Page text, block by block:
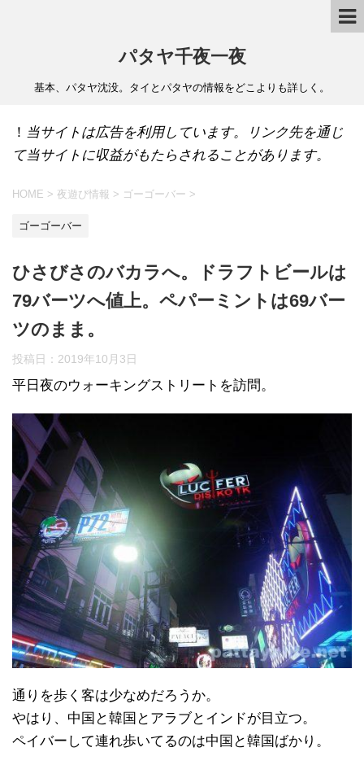
パタヤ千夜一夜
基本、パタヤ沈没。タイとパタヤの情報をどこよりも詳しく。
！ 当サイトは広告を利用しています。リンク先を通じ
て当サイトに収益がもたらされることがあります。
HOME > 夜遊び情報 > ゴーゴーバー >
ゴーゴーバー
ひさびさのバカラへ。ドラフトビールは
79バーツへ値上。ペパーミントは69バー
ツのまま。
投稿日： 2019年10月3日
平日夜のウォーキングストリートを訪問。
通りを歩く客は少なめだろうか。
やはり、中国と韓国とアラブとインドが目立つ。
ペイバーして連れ歩いてるのは中国と韓国ばかり。